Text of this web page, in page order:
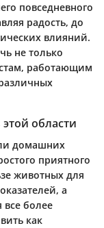
повседневного
радость, до
влияний.
не только
работающим
области
домашних
приятного
животных для
а
все более
как